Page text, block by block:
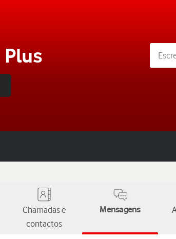
Chamadas e
contactos
Mensagens